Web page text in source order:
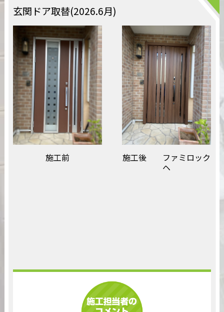
玄関ドア取替(2026.6月)
施工前
施工後 ファミロック
ヘ